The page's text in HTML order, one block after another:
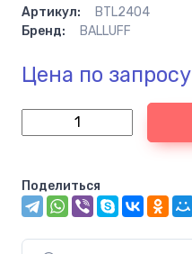
Артикул:
BTL2404
Бренд:
BALLUFF
Цена по запросу
Поделиться